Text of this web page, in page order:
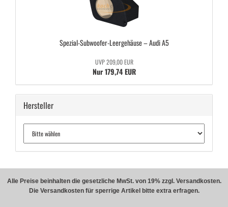
Spezial-​Subwoofer-Leergehäuse – Audi A5
UVP 209,00 EUR
Nur 179,74 EUR
Hersteller
Alle Preise beinhalten die gesetzliche MwSt. von 19% zzgl. Versandkosten.
Die Versandkosten für sperrige Artikel bitte extra erfragen.